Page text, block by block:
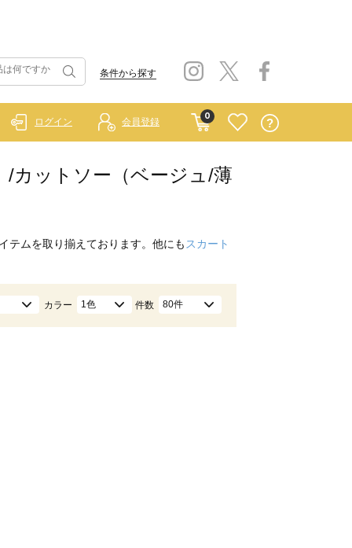
条件から探す
0
ログイン 会員登録
/カットソー（ベージュ/薄
テムを取り揃えております。他にも スカート
カラー 1色 件数 80件